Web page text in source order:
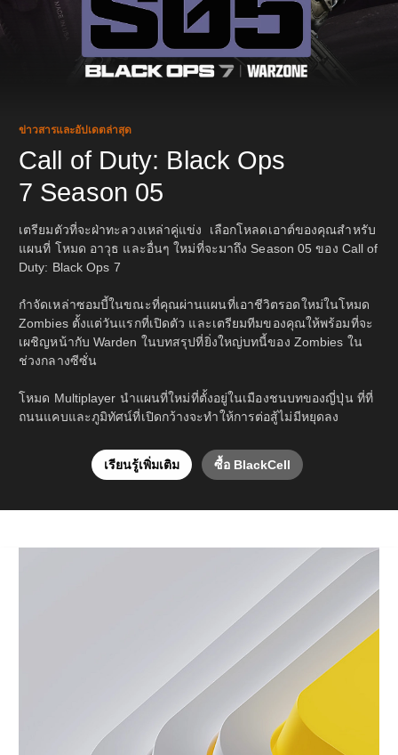
ข่าวสารและอัปเดตล่าสุด
Call of Duty: Black Ops
7 Season 05
เตรียมตัวที่จะฝ่าทะลวงเหล่าคู่แข่ง เลือกโหลดเอาต์ของคุณสำหรับ
แผนที่ โหมด อาวุธ และอื่นๆ ใหม่ที่จะมาถึง Season 05 ของ Call of
Duty: Black Ops 7
กำจัดเหล่าซอมบี้ในขณะที่คุณผ่านแผนที่เอาชีวิตรอดใหม่ในโหมด
Zombies ตั้งแต่วันแรกที่เปิดตัว และเตรียมทีมของคุณให้พร้อมที่จะ
เผชิญหน้ากับ Warden ในบทสรุปที่ยิ่งใหญ่บทนี้ของ Zombies ใน
ช่วงกลางซีซั่น
โหมด Multiplayer นำแผนที่ใหม่ที่ตั้งอยู่ในเมืองชนบทของญี่ปุ่น ที่ที่
ถนนแคบและภูมิทัศน์ที่เปิดกว้างจะทำให้การต่อสู้ไม่มีหยุดลง
เรียนรู้เพิ่มเติม ซื้อ BlackCell